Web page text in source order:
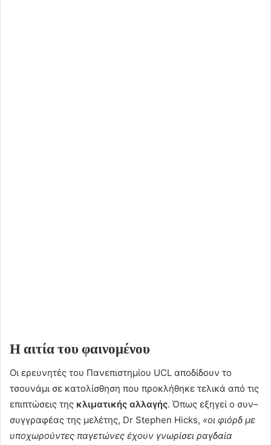
Η αιτία του φαινομένου
Οι ερευνητές του Πανεπιστημίου UCL αποδίδουν το
τσουνάμι σε κατολίσθηση που προκλήθηκε τελικά από τις
επιπτώσεις της κλιματικής αλλαγής. Όπως εξηγεί ο συν–
συγγραφέας της μελέτης, Dr Stephen Hicks, «οι φιόρδ με
υποχωρούντες παγετώνες έχουν γνωρίσει ραγδαία